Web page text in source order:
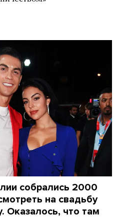
собрались 2000
на свадьбу
Оказалось, что там